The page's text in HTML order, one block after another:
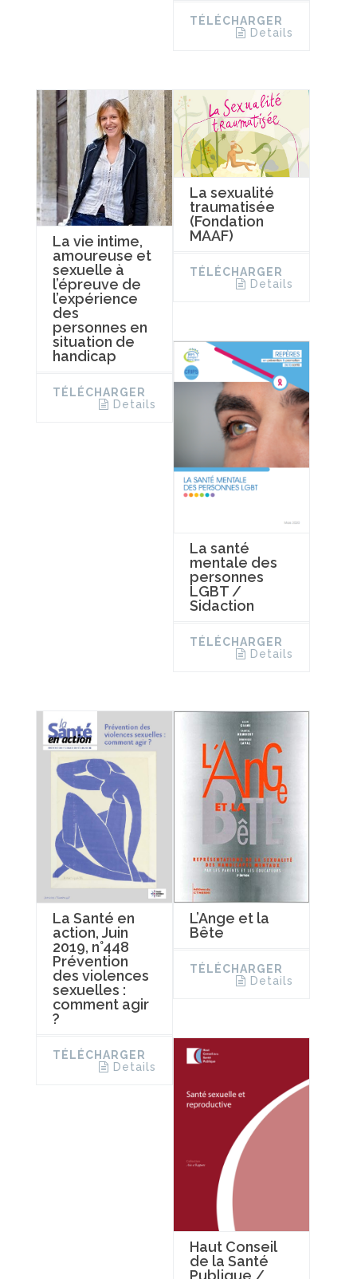
TÉLÉCHARGER
Details
La vie intime,
amoureuse et
sexuelle à
l’épreuve de
l’expérience
des
personnes en
situation de
handicap
TÉLÉCHARGER
Details
La sexualité
traumatisée
(Fondation
MAAF)
TÉLÉCHARGER
Details
La santé
mentale des
personnes
LGBT /
Sidaction
TÉLÉCHARGER
Details
La Santé en
action, Juin
2019, n°448
Prévention
des violences
sexuelles :
comment agir
?
TÉLÉCHARGER
Details
L’Ange et la
Bête
TÉLÉCHARGER
Details
Haut Conseil
de la Santé
Publique /